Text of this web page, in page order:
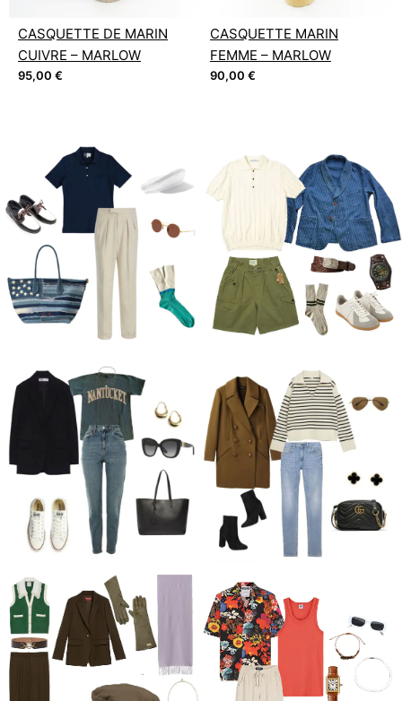
CASQUETTE DE MARIN
CUIVRE – MARLOW
95,00 €
CASQUETTE MARIN
FEMME – MARLOW
90,00 €